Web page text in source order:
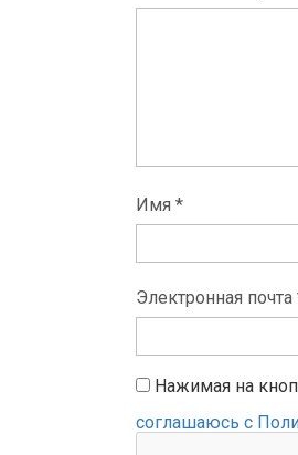
Имя *
Электронная почта
Нажимая на
соглашаюсь с